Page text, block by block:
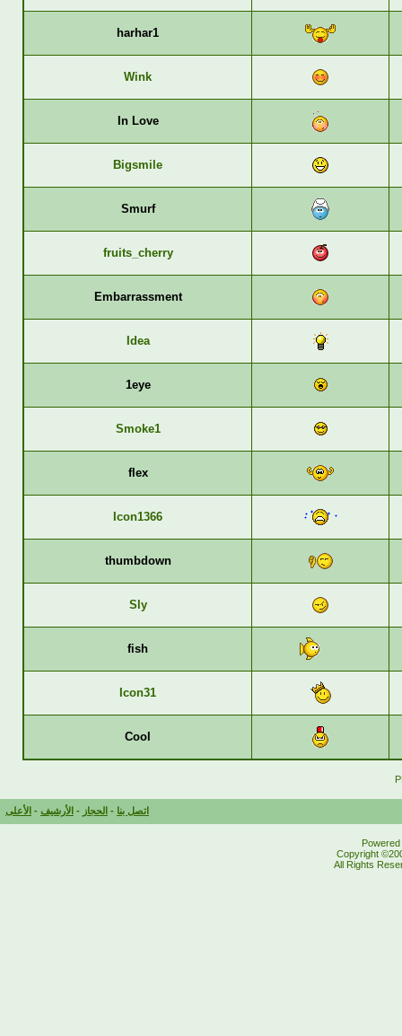
harhar1
Wink
In Love
Bigsmile
Smurf
fruits_cherry
Embarrassment
Idea
1eye
Smoke1
flex
Icon1366
thumbdown
Sly
fish
Icon31
Cool
اتصل بنا - الحجاز - الأرشيف - الأعلى
Copyright
All Rights